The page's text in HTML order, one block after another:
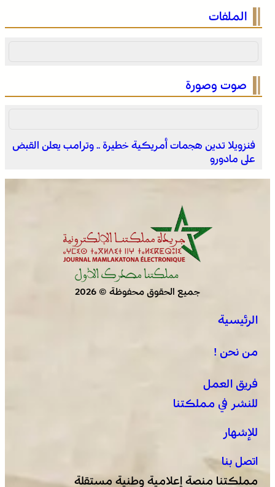
التعاون في مجال الهجرة .. إعادة القاصرين غير المرفوقين
مسألة مبدأ قائمة على التعليمات الملكية السامية (مصدر
العرائش .. تخليد الذكرى الـ 448 لمعركة وادي المخازن
نقابات تطلب الحماية من “الإجهاد الحراري” وتعليق الاشتغال
الملفات
صوت وصورة
فنزويلا تدين هجمات أمريكية خطيرة .. وترامب يعلن القبض
على مادورو
جميع الحقوق محفوظة © 2026
الرئيسية
من نحن !
فريق العمل
للنشر في مملكتنا
للإشهار
اتصل بنا
مملكتنا منصة إعلامية وطنية مستقلة